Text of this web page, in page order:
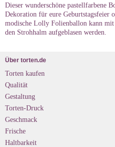
Dieser wunderschöne pastellfarbene
Dekoration für eure Geburtstagsfeier
modische Lolly Folienballon kann
den Strohhalm aufgeblasen werden.
Über torten.de
Torten kaufen
Qualität
Gestaltung
Torten-Druck
Geschmack
Frische
Haltbarkeit